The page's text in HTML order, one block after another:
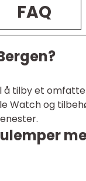
FAQ
tilby et
Watch og